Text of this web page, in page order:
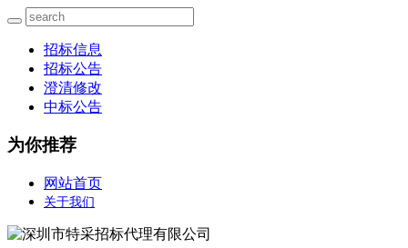
招标信息
招标公告
澄清修改
中标公告
为你推荐
网站首页
关于我们